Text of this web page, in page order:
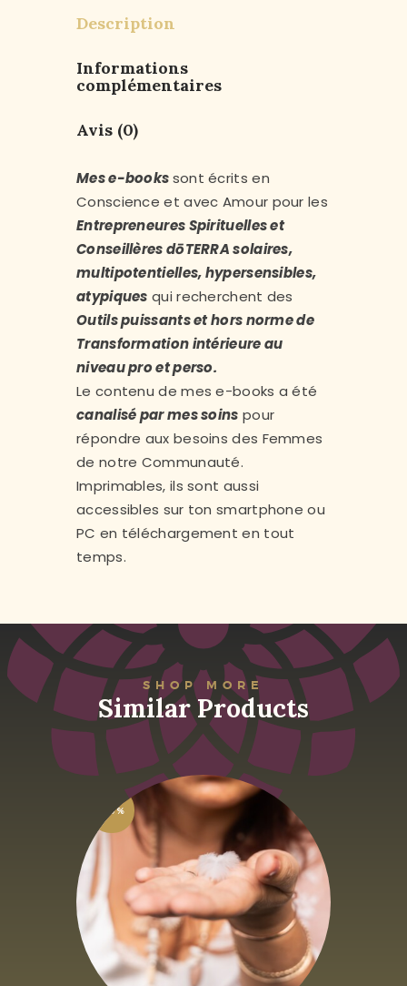
Description
Informations
complémentaires
Avis (0)
Mes e-bookssont écrits en
Conscience et avec Amour pour les
Entrepreneures Spirituelles et
Conseillères dōTERRA solaires,
multipotentielles, hypersensibles,
atypiques qui recherchent des
Outils puissants et hors norme de
Transformation intérieure au
niveau pro et perso.
Le contenu de mes e-books a été
canalisé par mes soins pour
répondre aux besoins des Femmes
de notre Communauté.
Imprimables, ils sont aussi
accessibles sur ton smartphone ou
PC en téléchargement en tout
temps.
SHOP MORE
Similar Products
-50%
E-book Un Espace
Sacré pour mes
Rituels
13 22€ 6 61 € HTVA + 21% de TVA